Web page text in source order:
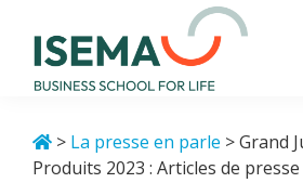
contenu
principal
pied
school
for
life
> La presse en parle > Grand
Produits 2023 : Articles de presse